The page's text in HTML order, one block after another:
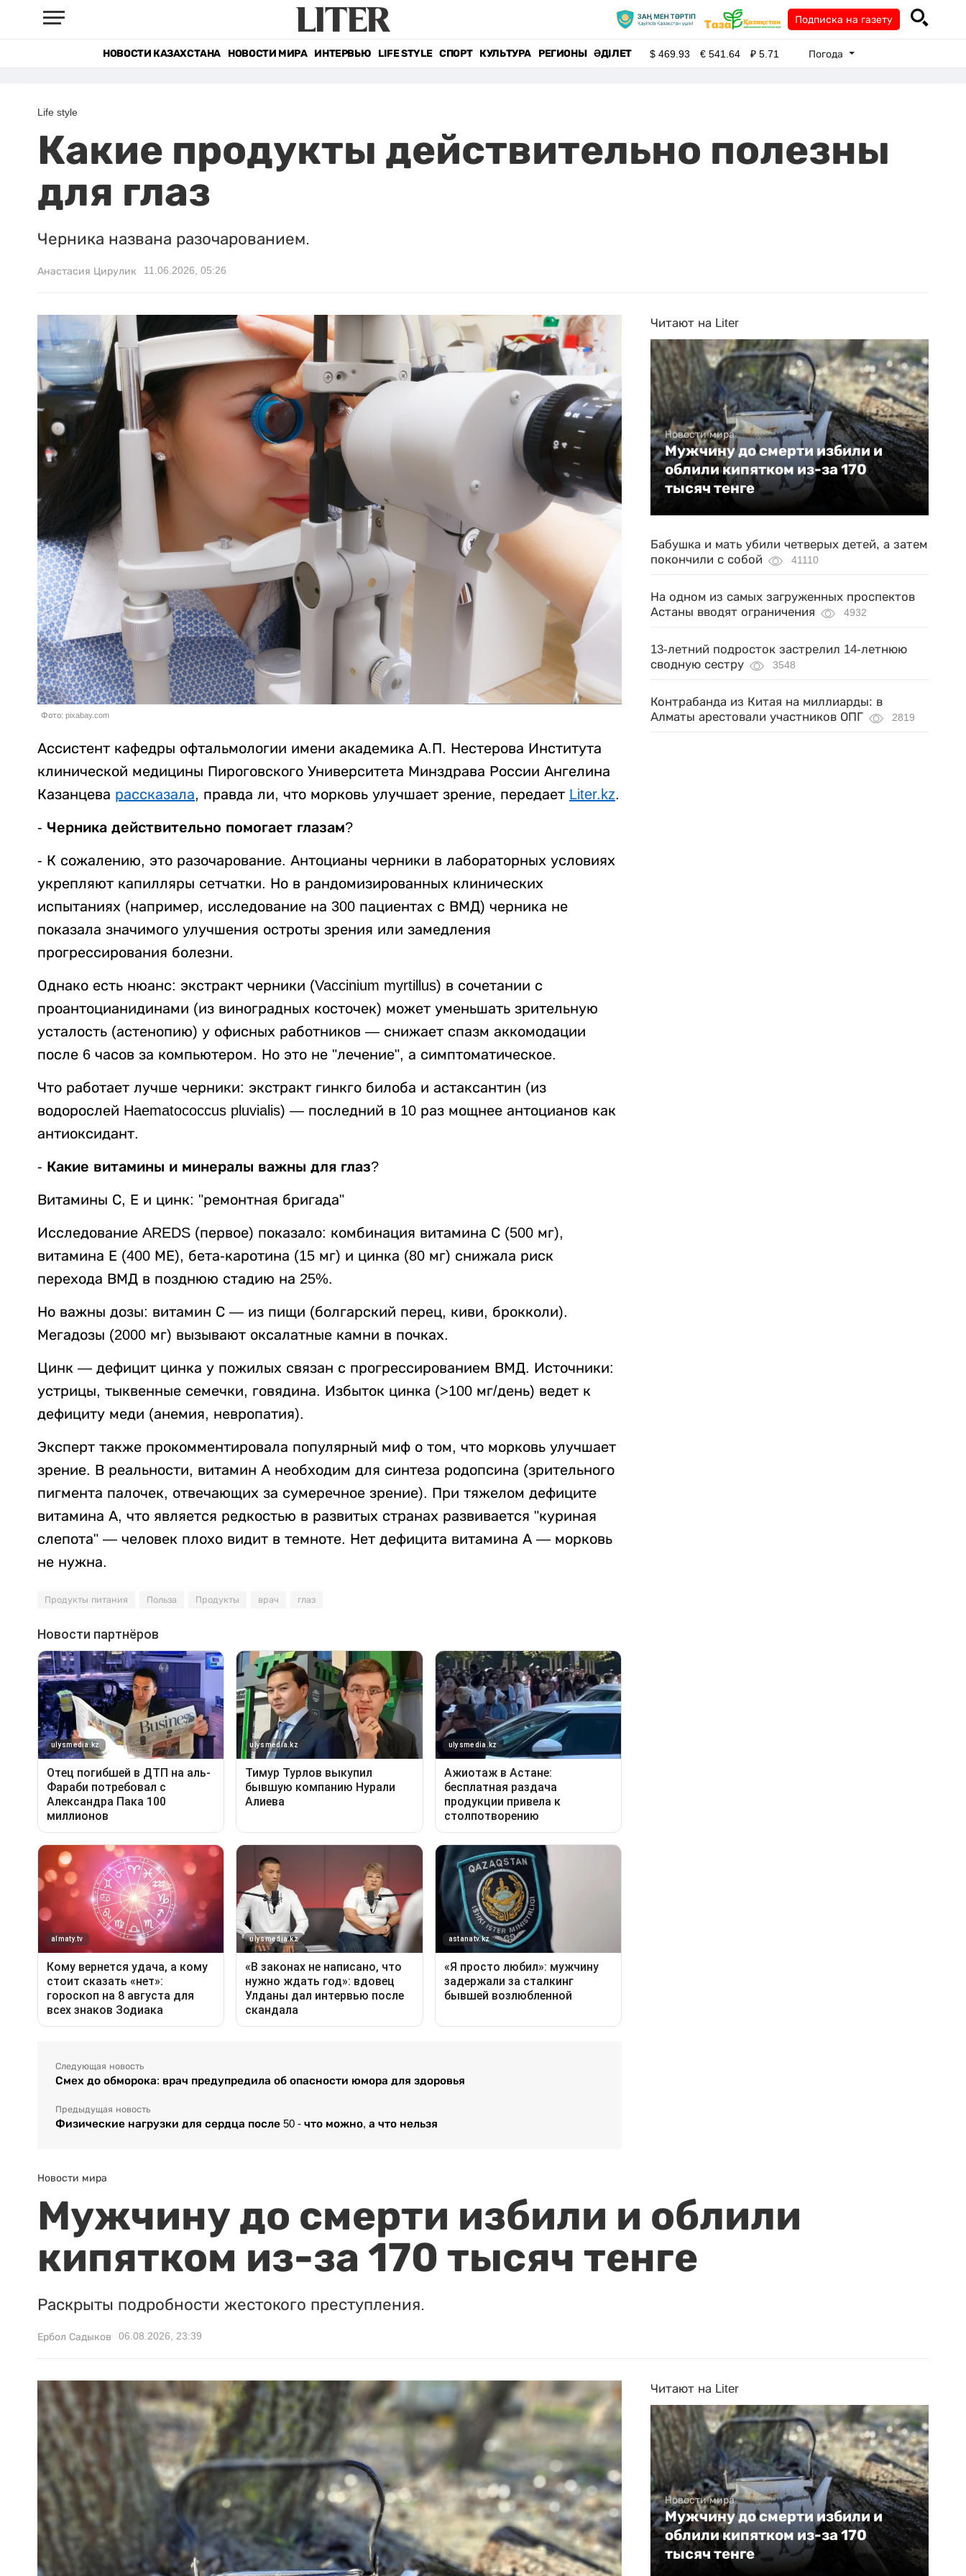
Подписка на газету
НОВОСТИ КАЗАХСТАНА НОВОСТИ МИРА ИНТЕРВЬЮ LIFE STYLE СПОРТ КУЛЬТУРА РЕГИОНЫ ӘДІЛЕТ $469.93 €541.64 ₽5.71 Погода
Life style
Какие продукты действительно полезны
для глаз
Черника названа разочарованием.
Анастасия Цирулик 11.06.2026, 05:26
Фото: pixabay.com
Ассистент кафедры офтальмологии имени академика А.П. Нестерова Института
клинической медицины Пироговского Университета Минздрава России Ангелина
Казанцева рассказала, правда ли, что морковь улучшает зрение, передает Liter.kz.
- Черника действительно помогает глазам?
- К сожалению, это разочарование. Антоцианы черники в лабораторных условиях
укрепляют капилляры сетчатки. Но в рандомизированных клинических
испытаниях (например, исследование на 300 пациентах с ВМД) черника не
показала значимого улучшения остроты зрения или замедления
прогрессирования болезни.
Однако есть нюанс: экстракт черники (Vaccinium myrtillus) в сочетании с
проантоцианидинами (из виноградных косточек) может уменьшать зрительную
усталость (астенопию) у офисных работников — снижает спазм аккомодации
после 6 часов за компьютером. Но это не "лечение", а симптоматическое.
Что работает лучше черники: экстракт гинкго билоба и астаксантин (из
водорослей Haematococcus pluvialis) — последний в 10 раз мощнее антоцианов как
антиоксидант.
- Какие витамины и минералы важны для глаз?
Витамины С, Е и цинк: "ремонтная бригада"
Исследование AREDS (первое) показало: комбинация витамина С (500 мг),
витамина Е (400 МЕ), бета-каротина (15 мг) и цинка (80 мг) снижала риск
перехода ВМД в позднюю стадию на 25%.
Но важны дозы: витамин С — из пищи (болгарский перец, киви, брокколи).
Мегадозы (2000 мг) вызывают оксалатные камни в почках.
Цинк — дефицит цинка у пожилых связан с прогрессированием ВМД. Источники:
устрицы, тыквенные семечки, говядина. Избыток цинка (>100 мг/день) ведет к
дефициту меди (анемия, невропатия).
Эксперт также прокомментировала популярный миф о том, что морковь улучшает
зрение. В реальности, витамин А необходим для синтеза родопсина (зрительного
пигмента палочек, отвечающих за сумеречное зрение). При тяжелом дефиците
витамина А, что является редкостью в развитых странах развивается "куриная
слепота" — человек плохо видит в темноте. Нет дефицита витамина А — морковь
не нужна.
Продукты питания Польза Продукты врач глаз
Следующая новость
Смех до обморока: врач предупредила об опасности юмора для здоровья
Предыдущая новость
Физические нагрузки для сердца после 50 - что можно, а что нельзя
Читают на Liter
Новости мира
Мужчину до смерти избили и
облили кипятком из-за 170
тысяч тенге
Бабушка и мать убили четверых детей, а затем
покончили с собой
41110
На одном из самых загруженных проспектов
Астаны вводят ограничения
4932
13-летний подросток застрелил 14-летнюю
сводную сестру
3548
Контрабанда из Китая на миллиарды: в
Алматы арестовали участников ОПГ
2819
Новости мира
Мужчину до смерти избили и облили
кипятком из-за 170 тысяч тенге
Раскрыты подробности жестокого преступления.
Ербол Садыков 06.08.2026, 23:39
Читают на Liter
Новости мира
Мужчину до смерти избили и
облили кипятком из-за 170
тысяч тенге